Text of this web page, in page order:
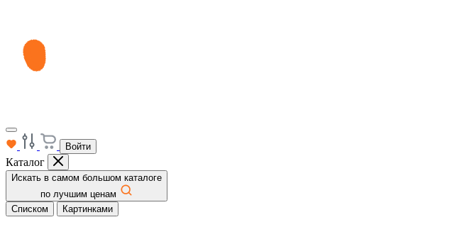
Войти
Каталог
Искать в самом большом каталоге
по лучшим ценам
Списком
Картинками